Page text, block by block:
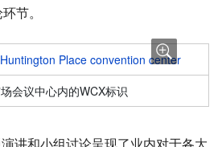
节。
会议中心内的WCX标识